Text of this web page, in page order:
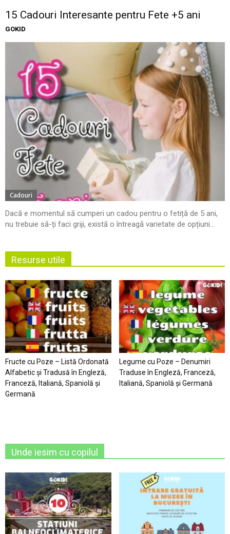
15 Cadouri Interesante pentru Fete +5 ani
GOKID
Cadouri
Dacă e momentul să cumperi un cadou pentru o fetiță de 5 ani,
nu trebuie să-ți faci griji, există o întreagă varietate de opțiuni...
Resurse utile
Fructe cu Poze – Listă Ordonată
Alfabetic şi Tradusă în Engleză,
Franceză, Italiană, Spaniolă şi
Germană
Legume cu Poze – Denumiri
Traduse în Engleză, Franceză,
Italiană, Spaniolă şi Germană
Unde iesim cu copilul